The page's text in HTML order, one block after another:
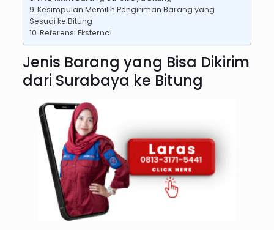
Kesimpulan Memilih Pengiriman Barang yang
Sesuai ke Bitung
Referensi Eksternal
Jenis Barang yang Bisa Dikirim
dari Surabaya ke Bitung